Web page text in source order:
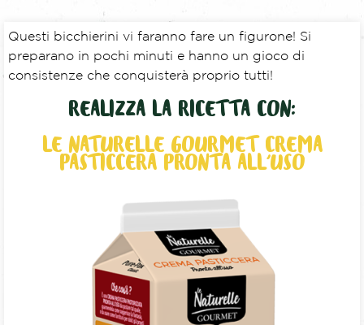
Questi bicchierini vi faranno fare un figurone! Si
preparano in pochi minuti e hanno un gioco di
consistenze che conquisterà proprio tutti!
REALIZZA LA RICETTA CON:
LE NATURELLE GOURMET CREMA
PASTICCERA PRONTA ALL'USO